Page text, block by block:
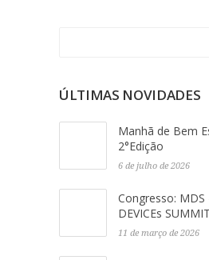
ÚLTIMAS NOVIDADES
Manhã de Bem
2°Edição
6 de julho de 2026
Congresso: MDS
DEVICEs SUMMIT
11 de março de 2026